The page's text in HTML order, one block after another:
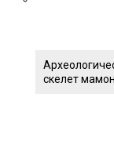
скелет